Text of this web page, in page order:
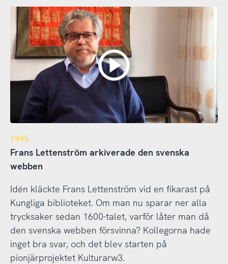
1995
Frans Lettenström arkiverade den svenska
webben
Idén kläckte Frans Lettenström vid en fikarast på
Kungliga biblioteket. Om man nu sparar ner alla
trycksaker sedan 1600-talet, varför låter man då
den svenska webben försvinna? Kollegorna hade
inget bra svar, och det blev starten på
pionjärprojektet Kulturarw3.